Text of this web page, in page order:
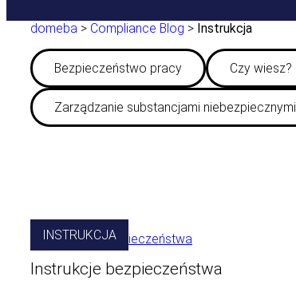
domeba > Compliance Blog > Instrukcja
Bezpieczeństwo pracy Czy wiesz?
Zarządzanie substancjami niebezpiecznymi
INSTRUKCJA
Instrukcje bezpieczeństwa